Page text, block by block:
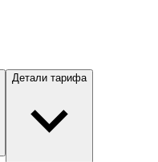
Детали тарифа